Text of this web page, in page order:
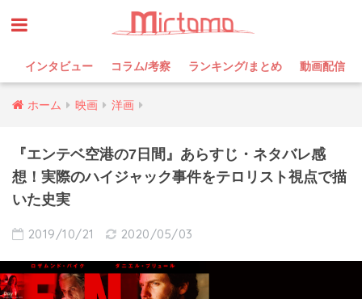
インタビュー コラム/考察 ランキング/まとめ 動画配信
ホーム 映画 洋画
『エンテベ空港の7日間』あらすじ・ネタバレ感
想！実際のハイジャック事件をテロリスト視点で描
いた史実
2019/10/21 2020/05/03